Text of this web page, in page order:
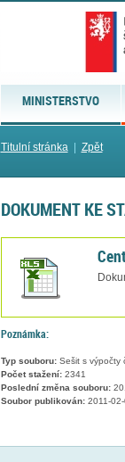
MINISTERSTVO
Titulní stránka| Zpět
DOKUMENT KE
Poznámka:
Typ souboru:Sešit s výpočty
Počet stažení:2341
Poslední změna souboru:
Soubor publikován:2011-02-